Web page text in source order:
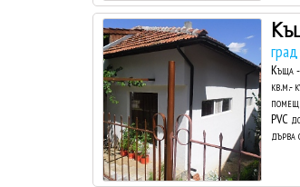
Къща -
кв.м.-
PVC
дърва